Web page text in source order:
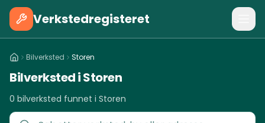
Verkstedregisteret
Bilverksted Storen
Bilverksted i Storen
0 bilverksted funnet i Storen